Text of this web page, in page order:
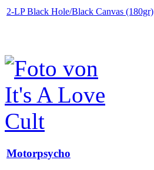
2-LP Black Hole/Black Canvas (180gr)
Motorpsycho